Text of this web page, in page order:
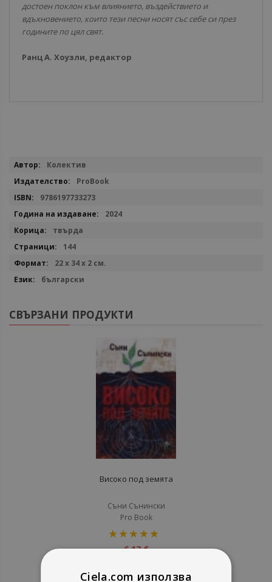
достоен поклон към влиянието, въздействието и
вдъхновението, които тези песни носят със себе си през
годините по цял свят.
Ранц А. Хоузли, редактор
Повече
Колектив
ProBook
9786197733273
2024
твърда
144
22 х 34 х 2 см.
български
СВЪРЗАНИ ПРОДУКТИ
Високо под земята
Съни Сънински
Pro Book
рейтинг:
100%6,13 €
Ciela.com използва